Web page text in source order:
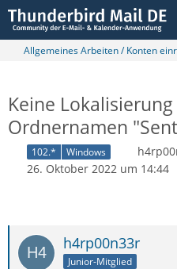
Allgemeines Arbeiten / Konten
Keine
Ordnernamen
102.* Windows
26. Oktober 2022 um 14:44
h4rp00n33r
Junior-Mitglied